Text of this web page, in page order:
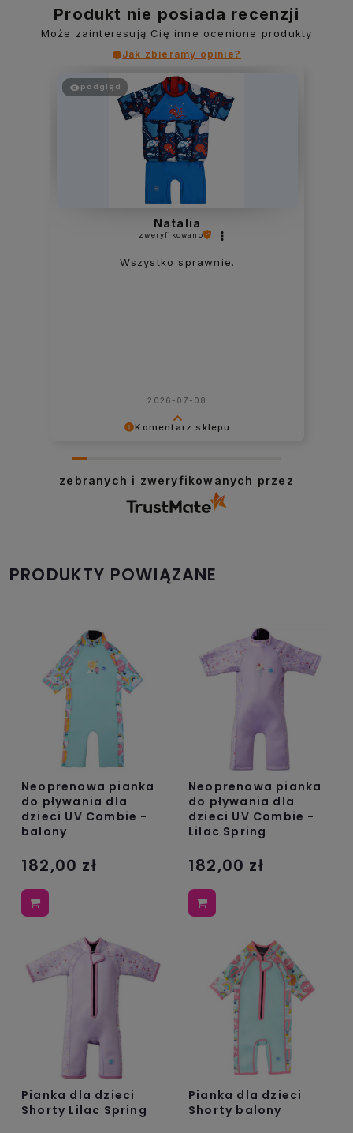
Produkt nie posiada recenzji
Może zainteresują Cię inne ocenione produkty
Jak zbieramy opinie?
Komentarz sklepu
spotkamy się ponownie na naszym
podgląd
Emilia
zweryfikowano
Super,Szybka dostawa ,kontakt z
2026-06-08
zebranych i zweryfikowanych przez
PRODUKTY POWIĄZANE
Neoprenowa pianka
do pływania dla
dzieci UV Combie -
balony
182,00 zł
Neoprenowa pianka
do pływania dla
dzieci UV Combie -
Lilac Spring
182,00 zł
Pianka dla dzieci
Shorty Lilac Spring
Pianka dla dzieci
Shorty balony